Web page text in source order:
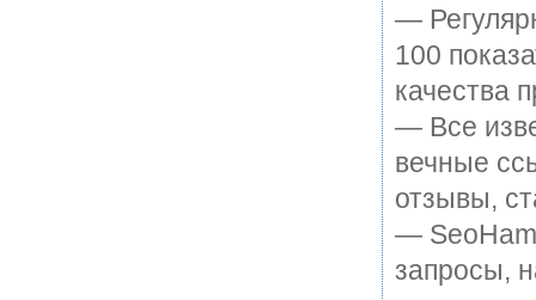
—
100
качества
— Все
вечные
отзывы,
—
запросы,